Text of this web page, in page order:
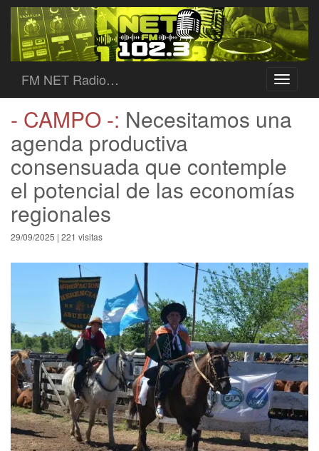
Toggle
FM NET Radio…
- CAMPO -: Necesitamos una
agenda productiva
consensuada que contemple
el potencial de las economías
regionales
29/09/2025 | 221 visitas